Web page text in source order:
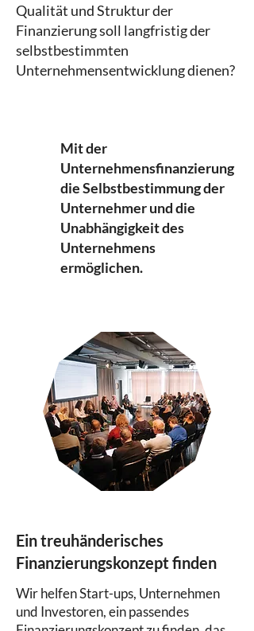
Qualität und Struktur der
Finanzierung soll langfristig der
selbstbestimmten
Unternehmensentwicklung dienen?
Mit der
Unternehmensfinanzierung
die Selbstbestimmung der
Unternehmer und die
Unabhängigkeit des
Unternehmens
ermöglichen.
Ein treuhänderisches
Finanzierungskonzept finden
Wir helfen Start-ups, Unternehmen
und Investoren, ein passendes